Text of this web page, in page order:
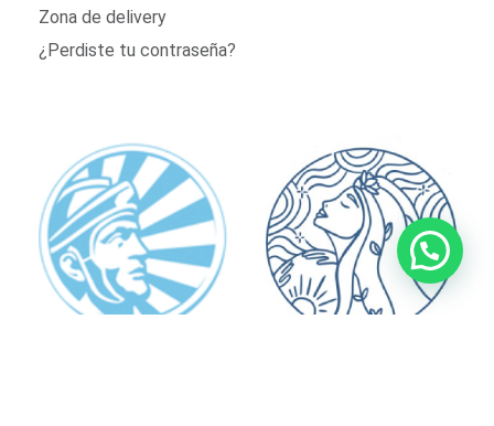
Zona de delivery
¿Perdiste tu contraseña?